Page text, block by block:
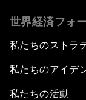
世界経済フォ
私たちのストラ
私たちのアイデ
私たちの活動